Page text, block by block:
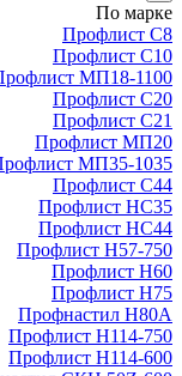
По марке
Профлист С8
Профлист С10
МП18-1100
Профлист С20
Профлист С21
Профлист МП20
МП35-1035
Профлист С44
Профлист НС35
Профлист НС44
Профлист Н57-750
Профлист Н60
Профлист Н75
Профнастил Н80А
Профлист Н114-750
Профлист Н114-600